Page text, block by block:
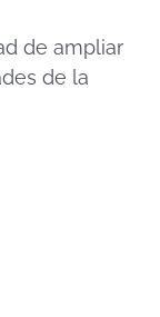
de ampliar
de la